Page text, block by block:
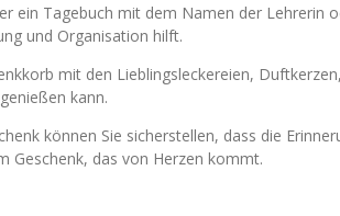
ein Tagebuch mit dem Namen der Lehrerin
und Organisation hilft.
mit den Lieblingsleckereien,
kann.
können Sie sicherstellen, dass die
Geschenk, das von Herzen kommt.